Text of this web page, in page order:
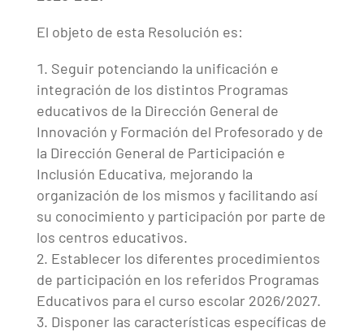
El objeto de esta Resolución es:
Seguir potenciando la unificación e
integración de los distintos Programas
educativos de la Dirección General de
Innovación y Formación del Profesorado y de
la Dirección General de Participación e
Inclusión Educativa, mejorando la
organización de los mismos y facilitando así
su conocimiento y participación por parte de
los centros educativos.
Establecer los diferentes procedimientos
de participación en los referidos Programas
Educativos para el curso escolar 2026/2027.
Disponer las características específicas de